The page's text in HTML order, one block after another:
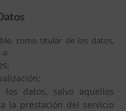
como titular de los datos,
datos, salvo aquellos
la prestación del servicio